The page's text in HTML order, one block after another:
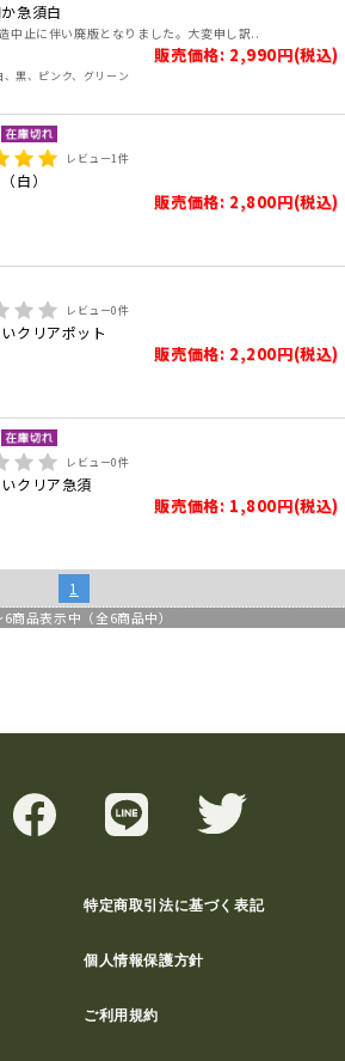
急須白
中止に伴い廃版となりました。大変申し訳..
販売価格: 2,990円(税込)
黒、ピンク、グリーン
レビュー1件
白）
販売価格: 2,800円(税込)
レビュー0件
クリアポット
販売価格: 2,200円(税込)
レビュー0件
クリア急須
販売価格: 1,800円(税込)
1
6商品表示中（全6商品中）
特定商取引法に基づく表記
個人情報保護方針
ご利用規約